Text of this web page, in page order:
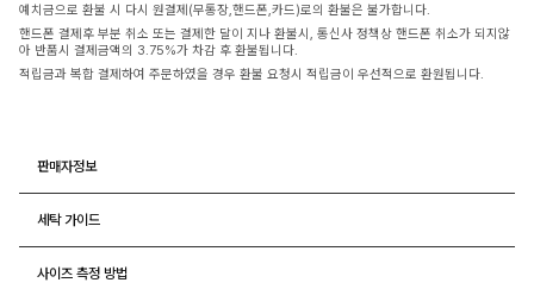
예치금으로 환불 시 다시 원결제(무통장,핸드폰,카드)로의 환불은 불가합니다.
핸드폰 결제후 부분 취소 또는 결제한 달이 지나 환불시, 통신사 정책상 핸드폰 취소가 되지않
아 반품시 결제금액의 3.75%가 차감 후 환불됩니다.
적립금과 복합 결제하여 주문하였을 경우 환불 요청시 적립금이 우선적으로 환원됩니다.
판매자정보
세탁 가이드
사이즈 측정 방법